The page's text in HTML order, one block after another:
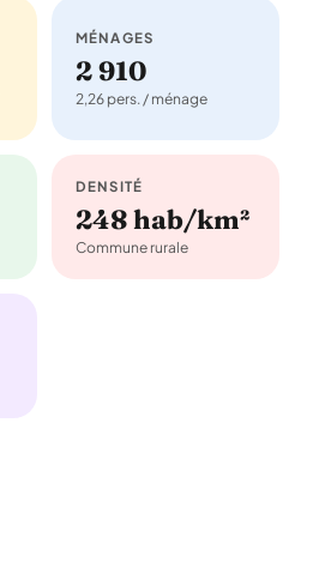
MÉNAGES
2 910
2,26 pers. / ménage
DENSITÉ
248 hab/km²
Commune rurale